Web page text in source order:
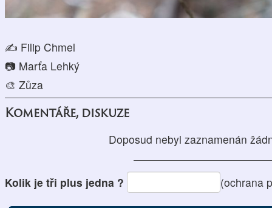
✍️ Filip Chmel
📷 Marťa Lehký
🎨 Zůza
Komentáře, diskuze
Doposud nebyl zaznamenán
Kolik je tři plus jedna ? (ochrana